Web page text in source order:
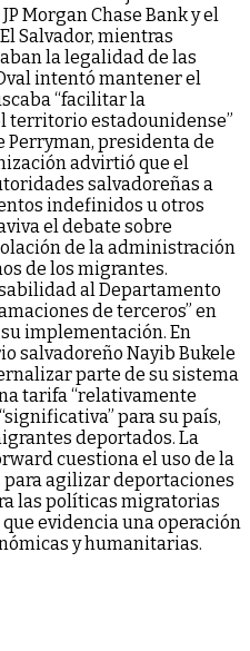
Morgan Chase Bank y el
Salvador, mientras
la legalidad de las
intentó mantener el
“facilitar la
territorio estadounidense”
Perryman, presidenta de
advirtió que el
salvadoreñas a
indefinidos u otros
el debate sobre
de la administración
de los migrantes.
al Departamento
de terceros” en
implementación. En
salvadoreño Nayib Bukele
parte de su sistema
tarifa “relativamente
para su país,
deportados. La
cuestiona el uso de la
para agilizar deportaciones
las políticas migratorias
evidencia una operación
y humanitarias.